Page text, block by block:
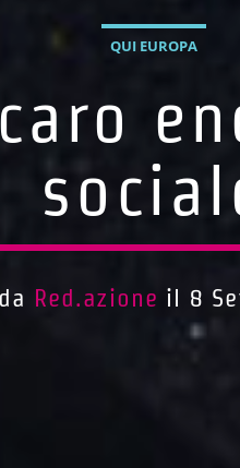
QUI EUROPA
Red.azione il 8